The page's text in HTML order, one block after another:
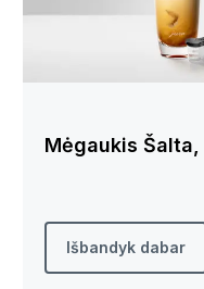
Mėgaukis
Išbandyk dabar